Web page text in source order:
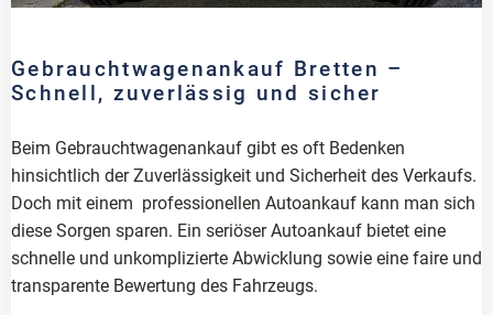
Gebrauchtwagenankauf Bretten –
Schnell, zuverlässig und sicher
Beim Gebrauchtwagenankauf gibt es oft Bedenken
hinsichtlich der Zuverlässigkeit und Sicherheit des Verkaufs.
Doch mit einem professionellen Autoankauf kann man sich
diese Sorgen sparen. Ein seriöser Autoankauf bietet eine
schnelle und unkomplizierte Abwicklung sowie eine faire und
transparente Bewertung des Fahrzeugs.